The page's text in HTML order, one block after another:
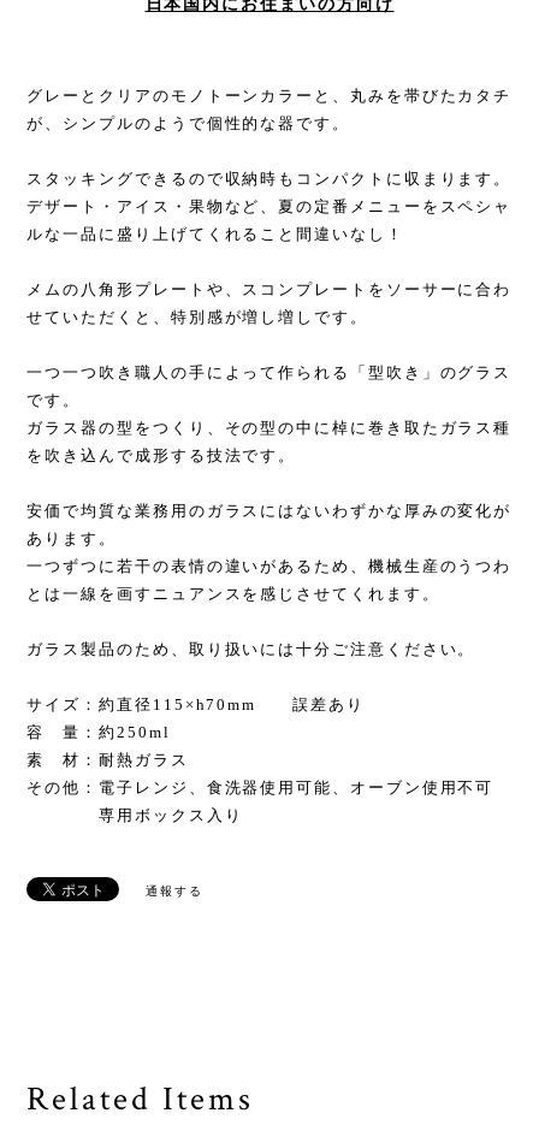
日本国内にお住まいの方向け
グレーとクリアのモノトーンカラーと、丸みを帯びたカタチ
が、シンプルのようで個性的な器です。
スタッキングできるので収納時もコンパクトに収まります。
デザート・アイス・果物など、夏の定番メニューをスペシャ
ルな一品に盛り上げてくれること間違いなし！
メムの八角形プレートや、スコンプレートをソーサーに合わ
せていただくと、特別感が増し増しです。
一つ一つ吹き職人の手によって作られる「型吹き」のグラス
です。
ガラス器の型をつくり、その型の中に棹に巻き取たガラス種
を吹き込んで成形する技法です。
安価で均質な業務用のガラスにはないわずかな厚みの変化が
あります。
一つずつに若干の表情の違いがあるため、機械生産のうつわ
とは一線を画すニュアンスを感じさせてくれます。
ガラス製品のため、取り扱いには十分ご注意ください。
サイズ：約直径115×h70mm 誤差あり
容 量：約250ml
素 材：耐熱ガラス
その他：電子レンジ、食洗器使用可能、オーブン使用不可
専用ボックス入り
通報する
Related Items